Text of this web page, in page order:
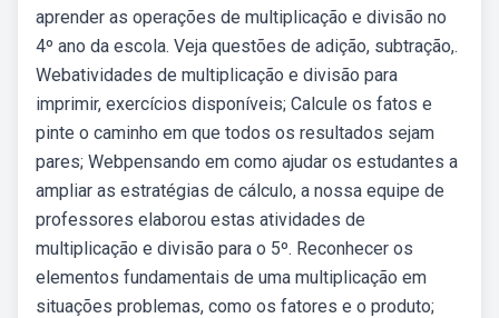
aprender as operações de multiplicação e divisão no
4º ano da escola. Veja questões de adição, subtração,.
Webatividades de multiplicação e divisão para
imprimir, exercícios disponíveis; Calcule os fatos e
pinte o caminho em que todos os resultados sejam
pares; Webpensando em como ajudar os estudantes a
ampliar as estratégias de cálculo, a nossa equipe de
professores elaborou estas atividades de
multiplicação e divisão para o 5º. Reconhecer os
elementos fundamentais de uma multiplicação em
situações problemas, como os fatores e o produto;